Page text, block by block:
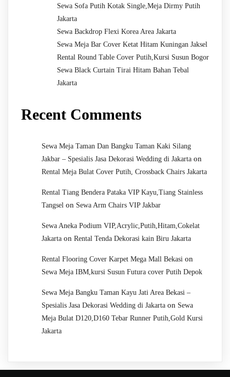
Sewa Sofa Putih Kotak Single,Meja Dirmy Putih
Jakarta
Sewa Backdrop Flexi Korea Area Jakarta
Sewa Meja Bar Cover Ketat Hitam Kuningan Jaksel
Rental Round Table Cover Putih,Kursi Susun Bogor
Sewa Black Curtain Tirai Hitam Bahan Tebal
Jakarta
Recent Comments
Sewa Meja Taman Dan Bangku Taman Kaki Silang
Jakbar – Spesialis Jasa Dekorasi Wedding di Jakarta on
Rental Meja Bulat Cover Putih, Crossback Chairs Jakarta
Rental Tiang Bendera Pataka VIP Kayu,Tiang Stainless
Tangsel on Sewa Arm Chairs VIP Jakbar
Sewa Aneka Podium VIP,Acrylic,Putih,Hitam,Cokelat
Jakarta on Rental Tenda Dekorasi kain Biru Jakarta
Rental Flooring Cover Karpet Mega Mall Bekasi on
Sewa Meja IBM,kursi Susun Futura cover Putih Depok
Sewa Meja Bangku Taman Kayu Jati Area Bekasi –
Spesialis Jasa Dekorasi Wedding di Jakarta on Sewa
Meja Bulat D120,D160 Tebar Runner Putih,Gold Kursi
Jakarta